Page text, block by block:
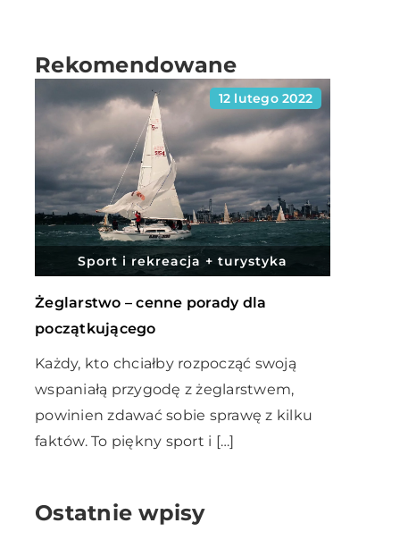
Rekomendowane
12 lutego 2022
Sport i rekreacja + turystyka
Żeglarstwo – cenne porady dla
początkującego
Każdy, kto chciałby rozpocząć swoją
wspaniałą przygodę z żeglarstwem,
powinien zdawać sobie sprawę z kilku
faktów. To piękny sport i […]
Ostatnie wpisy